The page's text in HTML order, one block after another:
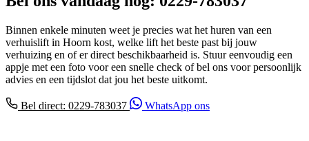
Binnen enkele minuten weet je precies wat het huren van een
verhuislift in Hoorn kost, welke lift het beste past bij jouw
verhuizing en of er direct beschikbaarheid is. Stuur eenvoudig een
appje met een foto voor een snelle check of bel ons voor persoonlijk
advies en een tijdslot dat jou het beste uitkomt.
Bel direct: 0229-783037 WhatsApp ons